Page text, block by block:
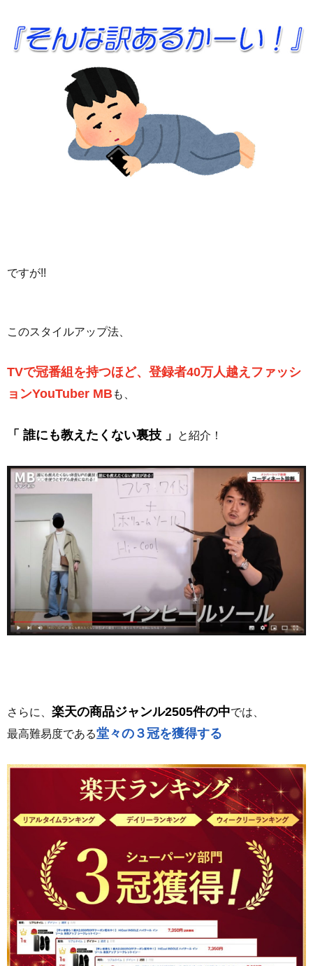
ですが!!
このスタイルアップ法、
TVで冠番組を持つほど、登録者40万人越えファッシ
ョンYouTuber MBも、
「 誰にも教えたくない裏技 」 と紹介！
さらに、 楽天の商品ジャンル2505件の中では、
最高難易度である堂々の３冠を獲得する